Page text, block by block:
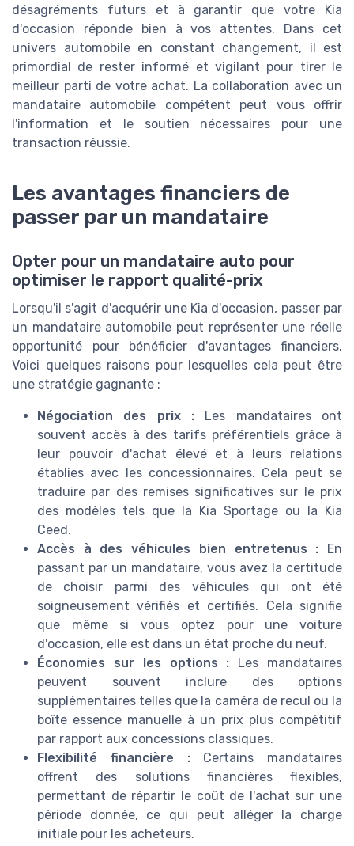
désagréments futurs et à garantir que votre Kia
d'occasion réponde bien à vos attentes. Dans cet
univers automobile en constant changement, il est
primordial de rester informé et vigilant pour tirer le
meilleur parti de votre achat. La collaboration avec un
mandataire automobile compétent peut vous offrir
l'information et le soutien nécessaires pour une
transaction réussie.
Les avantages financiers de
passer par un mandataire
Opter pour un mandataire auto pour
optimiser le rapport qualité-prix
Lorsqu'il s'agit d'acquérir une Kia d'occasion, passer par
un mandataire automobile peut représenter une réelle
opportunité pour bénéficier d'avantages financiers.
Voici quelques raisons pour lesquelles cela peut être
une stratégie gagnante :
Négociation des prix : Les mandataires ont
souvent accès à des tarifs préférentiels grâce à
leur pouvoir d'achat élevé et à leurs relations
établies avec les concessionnaires. Cela peut se
traduire par des remises significatives sur le prix
des modèles tels que la Kia Sportage ou la Kia
Ceed.
Accès à des véhicules bien entretenus : En
passant par un mandataire, vous avez la certitude
de choisir parmi des véhicules qui ont été
soigneusement vérifiés et certifiés. Cela signifie
que même si vous optez pour une voiture
d'occasion, elle est dans un état proche du neuf.
Économies sur les options : Les mandataires
peuvent souvent inclure des options
supplémentaires telles que la caméra de recul ou la
boîte essence manuelle à un prix plus compétitif
par rapport aux concessions classiques.
Flexibilité financière :Certains mandataires
offrent des solutions financières flexibles,
permettant de répartir le coût de l'achat sur une
période donnée, ce qui peut alléger la charge
initiale pour les acheteurs.